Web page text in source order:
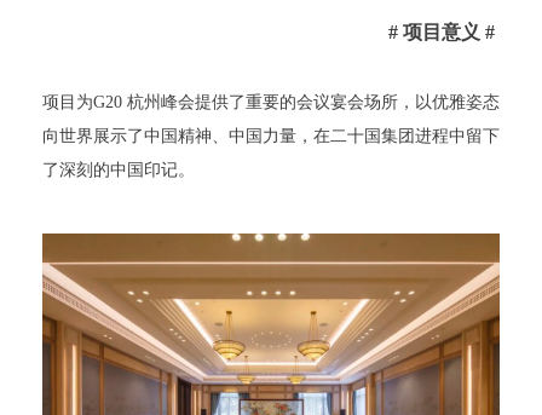
# 项目意义 #
项目为G20 杭州峰会提供了重要的会议宴会场所，以优雅姿态
向世界展示了中国精神、中国力量，在二十国集团进程中留下
了深刻的中国印记。